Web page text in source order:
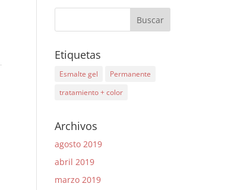
Etiquetas
Esmalte gel
Permanente
tratamiento + color
Archivos
agosto 2019
abril 2019
marzo 2019